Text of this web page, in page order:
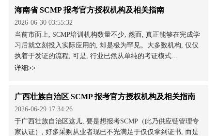
海南省 SCMP 报考官方授权机构及相关指南
2026-06-30 03:55:32
当前市面上, SCMP培训机构数量不少, 然而, 真正能够在完成学
习后就立刻投入实际应用的, 却是极为罕见。大多数机构, 仅仅
执着于发证的流程, 可是, 行业已然从单纯的考证模式...
详细>>
广西壮族自治区 SCMP 报考官方授权机构及相关指南
2026-06-29 17:34:26
于广西壮族自治区这儿, 要是想报考SCMP（此乃供应链管理专
家认证）, 好多采购从业者现已不光满足于仅仅拿到证书, 而是